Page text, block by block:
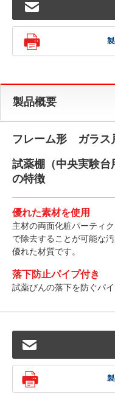
製品概要
フレーム形 ガラス
試薬棚（中央実験台
の特徴
優れた素材を使用
主材の両面化粧パーティ
で除去することが可能な
優れた材質です。
落下防止パイプ付き
試薬びんの落下を防ぐパ